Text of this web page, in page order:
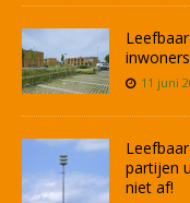
11 juni
partijen
niet af!